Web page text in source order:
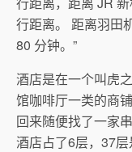
行距离。 距离羽田
80 分钟。”
酒店是在一个叫虎
馆咖啡厅一类的商
回来随便找了一家
酒店占了6层，37层